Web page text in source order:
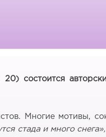
20)состоится
Многие мотивы,
стада и много